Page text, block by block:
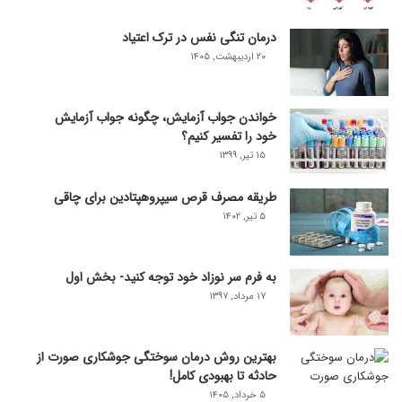
درمان تنگی نفس در ترک اعتیاد
۲۰ اردیبهشت, ۱۴۰۵
خواندن جواب آزمایش، چگونه جواب آزمایش
خود را تفسیر کنیم؟
۱۵ تیر, ۱۳۹۹
طریقه مصرف قرص سیپروهپتادین برای چاقی
۵ تیر, ۱۴۰۲
به فرم سر نوزاد خود توجه کنید- بخش اول
۱۷ مرداد, ۱۳۹۷
بهترین روش درمان سوختگی جوشکاری صورت از
حادثه تا بهبودی کامل!
۵ خرداد, ۱۴۰۵